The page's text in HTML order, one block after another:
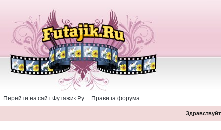
Перейти на сайт Футажик.Ру Правила форума